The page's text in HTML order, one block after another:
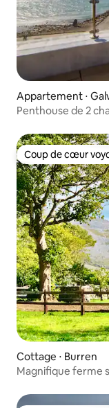
Appartement ⋅
Penthouse de 2
Coup de cœur
Coup de cœur
Cottage ⋅ Burren
Magnifique ferme